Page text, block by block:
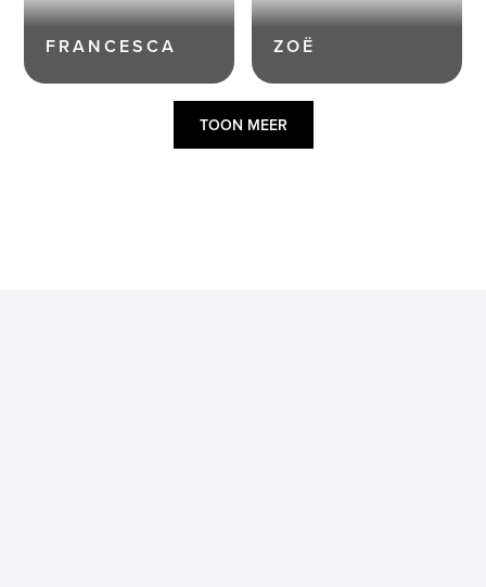
FRANCESCA ZOË
TOON MEER